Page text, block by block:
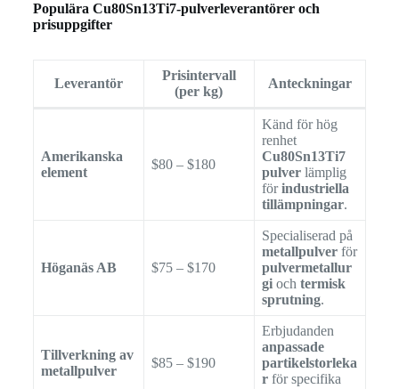
Populära Cu80Sn13Ti7-pulverleverantörer och
prisuppgifter
Leverantör
Prisintervall
(per kg)
Anteckningar
Amerikanska
element
$80 – $180
Känd för hög
renhet
Cu80Sn13Ti7
pulverlämplig
förindustriella
tillämpningar.
Höganäs AB $75 – $170
Specialiserad på
metallpulverför
pulvermetallur
gioch termisk
sprutning.
Tillverkning av
metallpulver
$85 – $190
Erbjudanden
anpassade
partikelstorleka
rför specifika